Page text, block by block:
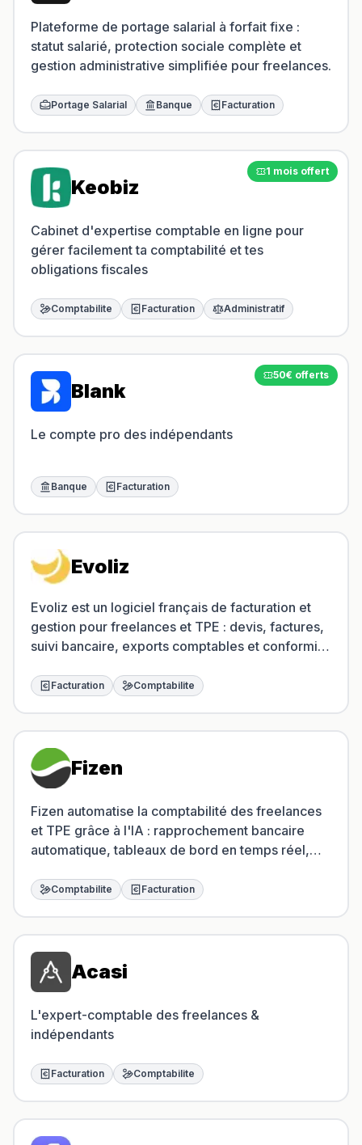
Plateforme de portage salarial à forfait fixe :
statut salarié, protection sociale complète et
gestion administrative simplifiée pour freelances.
Portage Salarial Banque Facturation
Keobiz
Cabinet d'expertise comptable en ligne pour
gérer facilement ta comptabilité et tes
obligations fiscales
Comptabilite Facturation Administratif
1 mois offert
Blank
Le compte pro des indépendants
Banque Facturation
50€ offerts
Evoliz
Evoliz est un logiciel français de facturation et
gestion pour freelances et TPE : devis, factures,
suivi bancaire, exports comptables et conformité
Facturation Comptabilite
Fizen
Fizen automatise la comptabilité des freelances
et TPE grâce à l'IA : rapprochement bancaire
automatique, tableaux de bord en temps réel,
Comptabilite Facturation
Acasi
L'expert-comptable des freelances &
indépendants
Facturation Comptabilite